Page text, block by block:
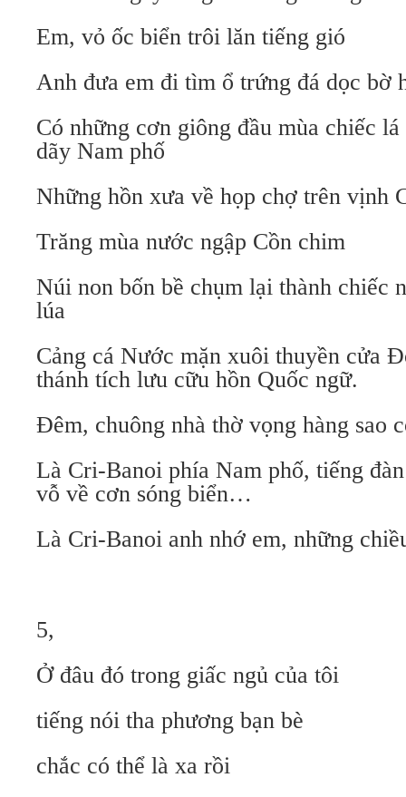
Em, vỏ ốc biển trôi lăn tiếng gió
Anh đưa em đi tìm ổ trứng đá dọc bờ
Có những cơn giông đầu mùa chiếc
dãy Nam phố
Những hồn xưa về họp chợ trên vịnh
Trăng mùa nước ngập Cồn chim
Núi non bốn bề chụm lại thành chiếc
lúa
Cảng cá Nước mặn xuôi thuyền cửa
thánh tích lưu cữu hồn Quốc ngữ.
Đêm, chuông nhà thờ vọng hàng sao
Là Cri-Banoi phía Nam phố, tiếng
vỗ về cơn sóng biển…
Là Cri-Banoi anh nhớ em, những
5,
Ở đâu đó trong giấc ngủ của tôi
tiếng nói tha phương bạn bè
chắc có thể là xa rồi